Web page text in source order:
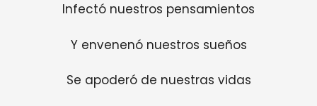
Infectó nuestros pensamientos
Y envenenó nuestros sueños
Se apoderó de nuestras vidas